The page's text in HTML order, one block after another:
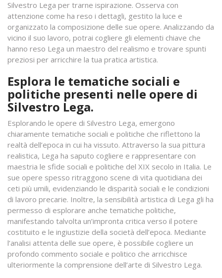
Silvestro Lega per trarne ispirazione. Osserva con
attenzione come ha reso i dettagli, gestito la luce e
organizzato la composizione delle sue opere. Analizzando da
vicino il suo lavoro, potrai cogliere gli elementi chiave che
hanno reso Lega un maestro del realismo e trovare spunti
preziosi per arricchire la tua pratica artistica.
Esplora le tematiche sociali e
politiche presenti nelle opere di
Silvestro Lega.
Esplorando le opere di Silvestro Lega, emergono
chiaramente tematiche sociali e politiche che riflettono la
realtà dell’epoca in cui ha vissuto. Attraverso la sua pittura
realistica, Lega ha saputo cogliere e rappresentare con
maestria le sfide sociali e politiche del XIX secolo in Italia. Le
sue opere spesso ritraggono scene di vita quotidiana dei
ceti più umili, evidenziando le disparità sociali e le condizioni
di lavoro precarie. Inoltre, la sensibilità artistica di Lega gli ha
permesso di esplorare anche tematiche politiche,
manifestando talvolta un’impronta critica verso il potere
costituito e le ingiustizie della società dell’epoca. Mediante
l’analisi attenta delle sue opere, è possibile cogliere un
profondo commento sociale e politico che arricchisce
ulteriormente la comprensione dell’arte di Silvestro Lega.